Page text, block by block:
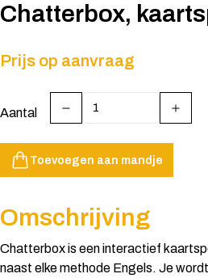
Chatterbox,
Prijs op aanvraag
Aantal
Toevoegen aan mandje
Omschrijving
Chatterbox is een interactief
naast elke methode Engels. Je